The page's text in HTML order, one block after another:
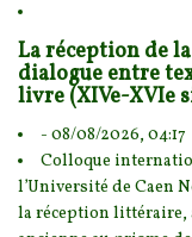
La réception de
dialogue entre
livre (XIVe-XVIe
- 08/08/2026, 04:17
Colloque
l’Université de Caen
la réception littéraire,